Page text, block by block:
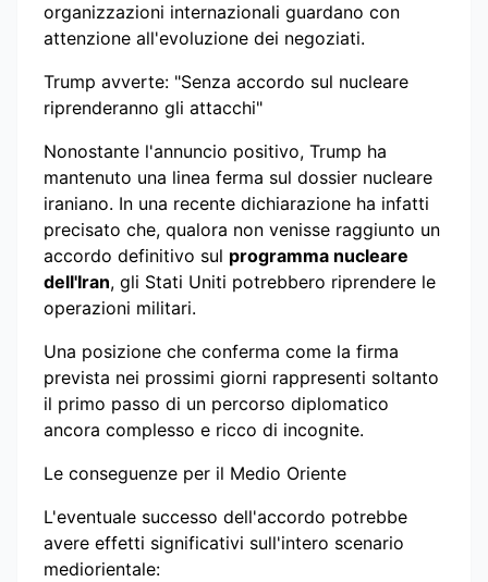
organizzazioni internazionali guardano con
attenzione all'evoluzione dei negoziati.
Trump avverte: "Senza accordo sul nucleare
riprenderanno gli attacchi"
Nonostante l'annuncio positivo, Trump ha
mantenuto una linea ferma sul dossier nucleare
iraniano. In una recente dichiarazione ha infatti
precisato che, qualora non venisse raggiunto un
accordo definitivo sul programma nucleare
dell'Iran, gli Stati Uniti potrebbero riprendere le
operazioni militari.
Una posizione che conferma come la firma
prevista nei prossimi giorni rappresenti soltanto
il primo passo di un percorso diplomatico
ancora complesso e ricco di incognite.
Le conseguenze per il Medio Oriente
L'eventuale successo dell'accordo potrebbe
avere effetti significativi sull'intero scenario
mediorientale: